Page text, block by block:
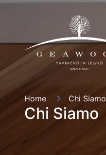
Home Chi Siamo
Chi Siamo